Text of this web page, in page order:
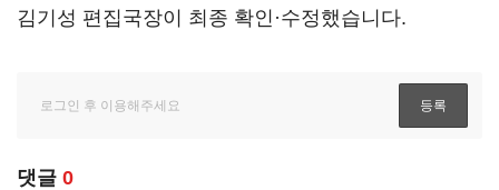
김기성 편집국장이 최종 확인·수정했습니다.
댓글 0